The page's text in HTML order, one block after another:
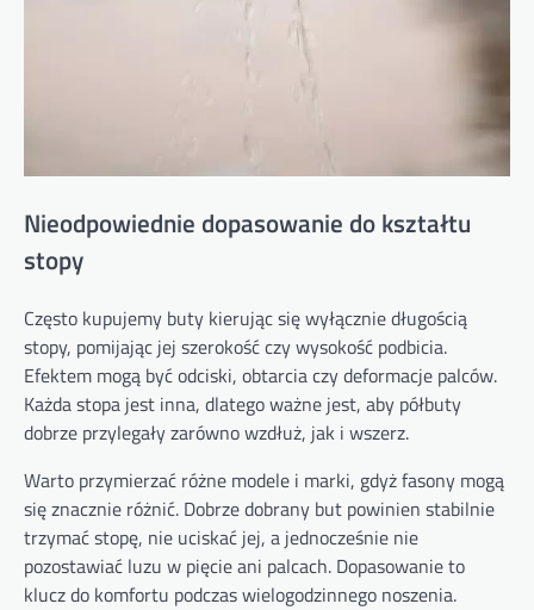
Nieodpowiednie dopasowanie do kształtu
stopy
Często kupujemy buty kierując się wyłącznie długością
stopy, pomijając jej szerokość czy wysokość podbicia.
Efektem mogą być odciski, obtarcia czy deformacje palców.
Każda stopa jest inna, dlatego ważne jest, aby półbuty
dobrze przylegały zarówno wzdłuż, jak i wszerz.
Warto przymierzać różne modele i marki, gdyż fasony mogą
się znacznie różnić. Dobrze dobrany but powinien stabilnie
trzymać stopę, nie uciskać jej, a jednocześnie nie
pozostawiać luzu w pięcie ani palcach. Dopasowanie to
klucz do komfortu podczas wielogodzinnego noszenia.